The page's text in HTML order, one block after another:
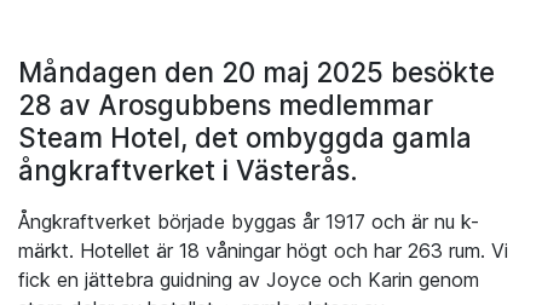
Måndagen den 20 maj 2025 besökte
28 av Arosgubbens medlemmar
Steam Hotel, det ombyggda gamla
ångkraftverket i Västerås.
Ångkraftverket började byggas år 1917 och är nu k-
märkt. Hotellet är 18 våningar högt och har 263 rum. Vi
fick en jättebra guidning av Joyce och Karin genom